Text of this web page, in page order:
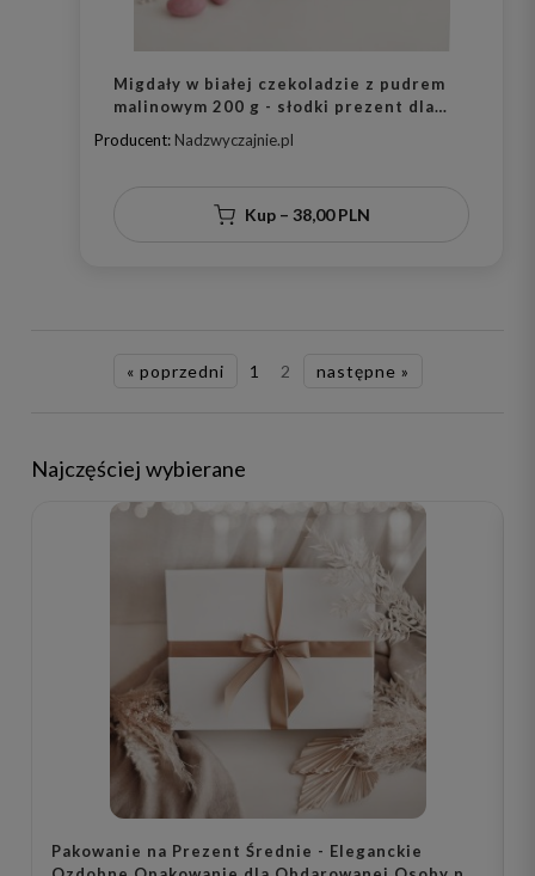
Migdały w białej czekoladzie z pudrem
malinowym 200 g - słodki prezent dla
Producent: Nadzwyczajnie.pl
Kup – 38,00 PLN
« poprzedni 1 2 następne »
Najczęściej wybierane
Pakowanie na Prezent Średnie - Eleganckie